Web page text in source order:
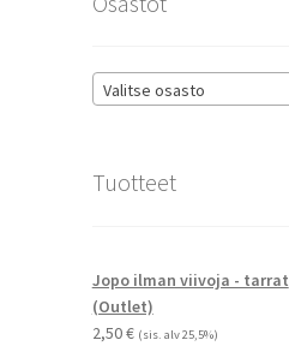
Valitse osasto
Tuotteet
Jopo ilman viivoja - tarrat
(Outlet)
2,50€ (sis. alv 25,5%)